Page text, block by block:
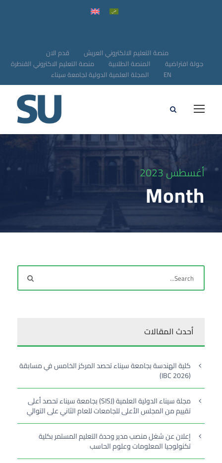
قدم الان
منصة التعليم الالكتروني العريش
منصة التعليم الاكتروني القنطرة
المنصة الطلابية
جولة افتراضية
المجلة العلمية الدولية لجامعة سيناء
EN
أغسطس 2023
Month
أحدث المقالات
كلية الهندسة بجامعة سيناء تحصد المركز الخامس في مسابقة
(IBC 2026)
مجلة سيناء الدولية العلمية (SISJ) بجامعة سيناء تحصد أعلى
تقييم من المجلس الأعلى للجامعات للعام الثاني على التوالي
إعلان عن شغل منصب مدير وحدة التعليم المستمر بكلية
تكنولوجيا المعلومات وعلوم الحاسب